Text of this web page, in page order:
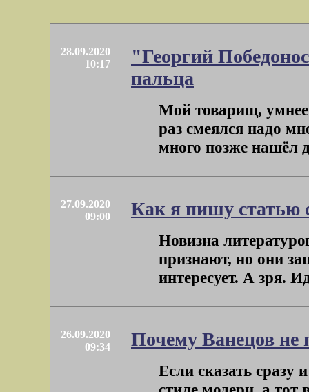
28.09.2020
10:17
"Георгий
пальца
Мой товарищ, умнее
раз смеялся надо
много позже нашёл
27.09.2020
09:00
Как я пишу статью
Новизна
признают, но они
интересует. А зря.
26.09.2020
09:34
Почему Ванецов не
Если сказать сразу